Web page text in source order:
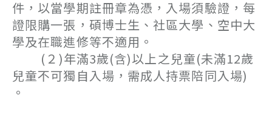
件，以當學期註冊章為憑，入場須驗證，每
證限購一張，碩博士生、社區大學、空中大
學及在職進修等不適用。
(２)年滿3歲(含)以上之兒童(未滿12歲
兒童不可獨自入場，需成人持票陪同入場)
。